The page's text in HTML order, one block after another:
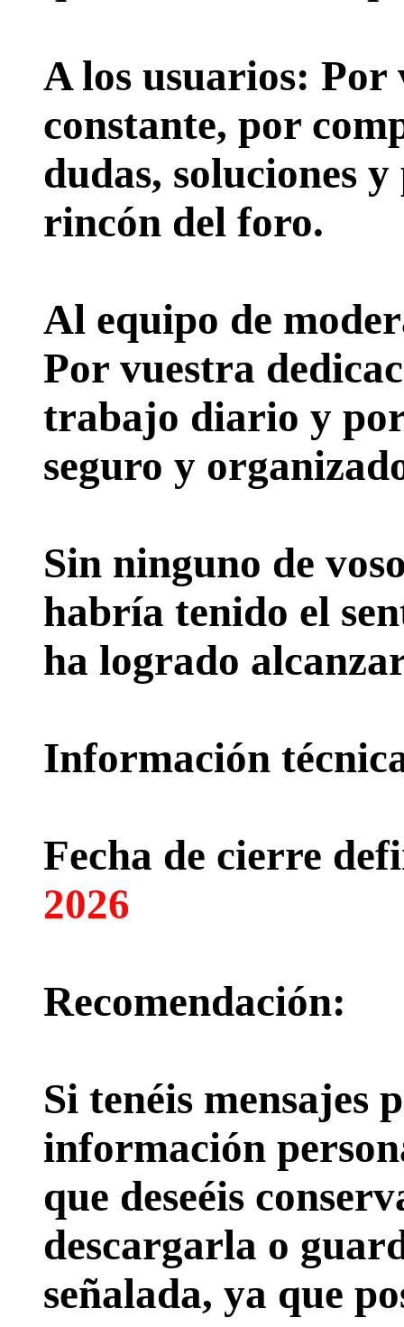
A los usuarios: Por
constante, por
dudas, soluciones
rincón del foro.
Al equipo de
Por vuestra
trabajo diario y por
seguro y
Sin ninguno de
habría tenido el
ha logrado
Información
Fecha de cierre
2026
Recomendación:
Si tenéis mensajes
información
que deseéis
descargarla o
señalada, ya que